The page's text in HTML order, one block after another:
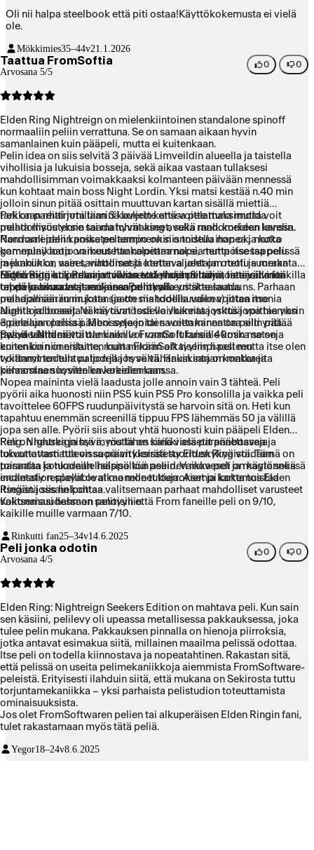
Oli nii halpa steelbook että piti ostaa!Käyttökokemusta ei vielä
ole.
Mökkimies35–44v21.1.2026
Taattua FromSoftia
Arvosana 5/5
0 0
Elden Ring Nightreign on mielenkiintoinen standalone spinoff
normaaliin peliin verrattuna. Se on samaan aikaan hyvin
samanlainen kuin pääpeli, mutta ei kuitenkaan.
Pelin idea on siis selvitä 3 päivää Limveildin alueella ja taistella
vihollisia ja lukuisia bosseja, sekä aikaa vastaan tullaksesi
mahdollisimman voimakkaaksi kolmanteen päivään mennessä
kun kohtaat main boss Night Lordin. Yksi matsi kestää n.40 min
jolloin sinun pitää osittain muuttuvan kartan sisällä miettiä
tarkkaan reitti jota tiiminä kuljette että voitte maksimoida
mahdollisuutenne saada hyvät aseet, sekä mah. korkean levelin.
Normaali peliin poiketen tempo on siis todella nopea ja koko
gameplay loop on muutettu nopeammaksi, mutta itse tappelu
mekaniikka, aseet, viholliset ja kartan alueet on otettu suoraan
Elden Ringistä. Pelaajat valitsevat yhden 8 hahmosta joilla kaikilla
on eri vahvuudet js erilainen pelityyli.
Peli on parhaimmillaan 3 kaverin kanssa pelattuna mutta voit
pelata myös yksin tai matchmaking avulla randomeiden kanssa.
Randomeiden kanssa pelaaminenkin onnistuu ihan ok, mutta
kommunikaatio vaikeus hankaloittaa nopea tempoisessa pelissä
ja jonkun on vain sanattomasti otettava johtajan rooli ja merkata
reittiä mitä kuljetaan ja toivoa että muut pelaajat tietävät mitä
tehdä ja seuraavat mukana. Pelin vaikeus skaalautuu
pelaajamäärän mukaan (ja on siis todella vaikea) joten monia
alueita ja bosseja ei käytännössä voi/kannata yrittää voittaa yksin
3 pelaajan pelissä. Meni syteen tai saveen kannattaa silti yrittää
pysyä teaminä.
Nightreign on parhaimmillaan todella jännittävä, intensiivinen
tappelu aikaa vastaan jossa porukalla yritätte saada ns. Parhaan
mahdollisen runin jotta saatte mahdollisuuden voittaa itse
Nightlord bossit. Nämä ovat todella vaikeita joskus jopa hieman
epäreilun oloisia pääbosseja joiden voittaminen on pelin pää
tavoite. Niiden voittaminen voi vaatia lukuisia 40min matseja
ennen kuin onnistutte, mutta FromSoft tyyliin haasteen
voittaminen tuntuu todella hyvältä. Hauskinta on matka ja
pelaaminen hyvien kavereiden kanssa.
Peli ei välttämättä ole kaikille FromSoft faneille koska se on
kuitenkin niin erilainen kuin mikään aikaisempi peli mutta itse olen
tykännyt todella paljon ja jos se vähänkin sarjan konkareita
kiinnostaa suosittelen kokeilemaan.
Nopea maininta vielä laadusta jolle annoin vain 3 tähteä. Peli
pyörii aika huonosti niin PS5 kuin PS5 Pro konsolilla ja vaikka peli
tavoittelee 60FPS ruudunpäivitystä se harvoin sitä on. Heti kun
tapahtuu enemmän screenillä tippuu FPS lähemmäs 50 ja välillä
jopa sen alle. Pyörii siis about yhtä huonosti kuin pääpeli Elden
Ring. Nightreignissä myös lähes kaikki assetit pääbosseja
lukuunottamatta on suoraan kierrätetty Elden Ringistä. Tämä on
toisaalta konkareille helppo kun aseiden moveset ja magic sekä
incantation spellit ovat monelle tuttuja. Aiempi kokemus Elden
Ringistä siis helpottaa valitsemaan parhaat mahdolliset varusteet
valitsemasi hahmon pelityyliin.
Peli on hauska ja hyvä, mutta on siinä vielä parannettavaa ja
toivottavasti tulevissa päivityksissä suorituskykyä voidaan
parantaa ja tuodaan lisäsisältöä peliin. Vaikka peli on käytännössä
endlessly replayable alkaa monet kierrokset ja kartta toistaa
itseään jossain kohtaa.
Kokonaisuudessaan sanoisin että From faneille peli on 9/10,
kaikille muille varmaan 7/10.
Rinkutti fan25–34v14.6.2025
Peli jonka odotin
Arvosana 4/5
0 0
Elden Ring: Nightreign Seekers Edition on mahtava peli. Kun sain
sen käsiini, pelilevy oli upeassa metallisessa pakkauksessa, joka
tulee pelin mukana. Pakkauksen pinnalla on hienoja piirroksia,
jotka antavat esimakua siitä, millainen maailma pelissä odottaa.
Itse peli on todella kiinnostava ja nopeatahtinen. Rakastan sitä,
että pelissä on useita pelimekaniikkoja aiemmista FromSoftware-
peleistä. Erityisesti ilahduin siitä, että mukana on Sekirosta tuttu
torjuntamekaniikka – yksi parhaista pelistudion toteuttamista
ominaisuuksista.
Jos olet FromSoftwaren pelien tai alkuperäisen Elden Ringin fani,
tulet rakastamaan myös tätä peliä.
Yegor18–24v8.6.2025